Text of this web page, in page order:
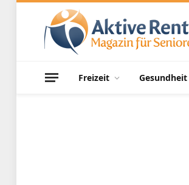
Freizeit Gesundheit